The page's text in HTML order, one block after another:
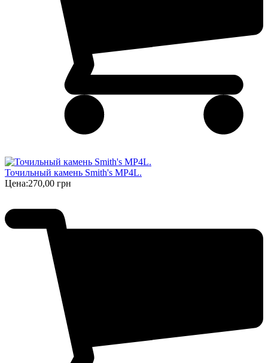
Точильный камень Smith's MP4L.
Цена:270,00 грн